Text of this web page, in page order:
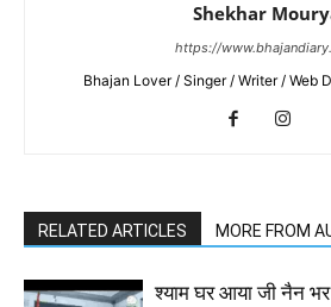
Shekhar
https://
Bhajan Lover / Singer / Writer / Web
RELATED ARTICLES MORE FROM
श्याम घर आया जी नैन